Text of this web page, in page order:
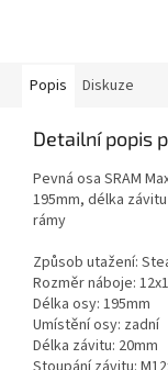
Popis Diskuze
Detailní popis
Pevná osa SRAM
195mm, délka
rámy
Způsob utažení:
Rozměr náboje:
Délka osy: 195mm
Umístění osy: zadní
Délka závitu: 20mm